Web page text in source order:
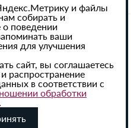
сайта активная
64» обязательна.
и файлы
собирать и
поведении
ваши
для улучшения
сайт, вы соглашаетесь
распространение
в соответствии с
обработки